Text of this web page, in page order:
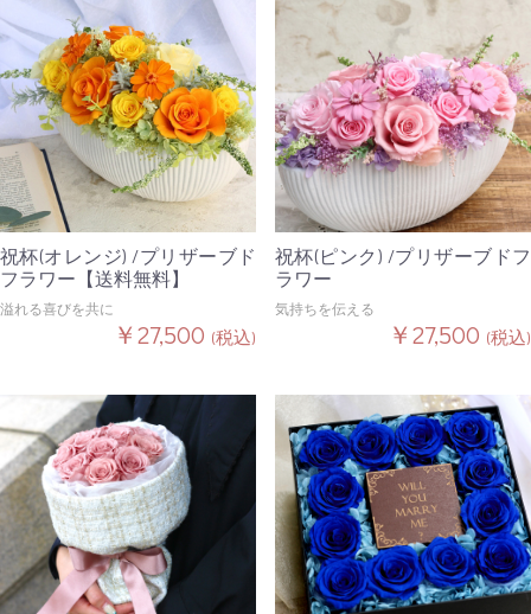
祝杯(オレンジ) /プリザーブド
フラワー【送料無料】
溢れる喜びを共に
￥27,500 (税込)
祝杯(ピンク) /プリザーブドフ
ラワー
気持ちを伝える
￥27,500 (税込)